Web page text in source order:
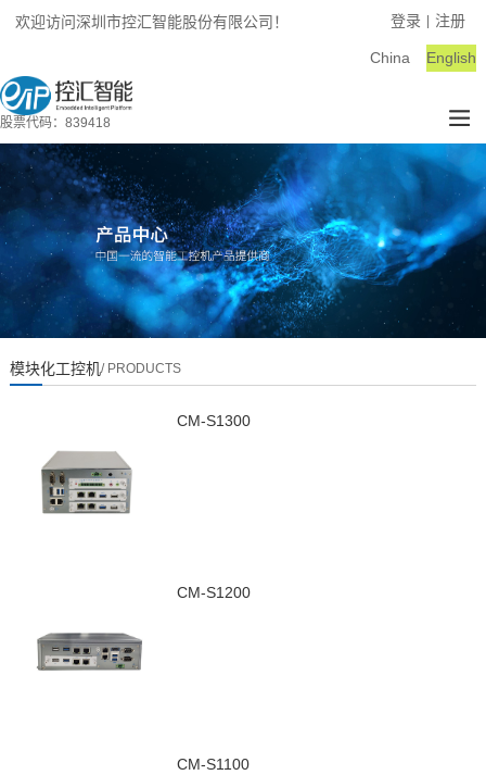
欢迎访问深圳市控汇智能股份有限公司！ 登录 注册
English
China
股票代码：839418
模块化工控机/ PRODUCTS
CM-S1300
CM-S1200
CM-S1100